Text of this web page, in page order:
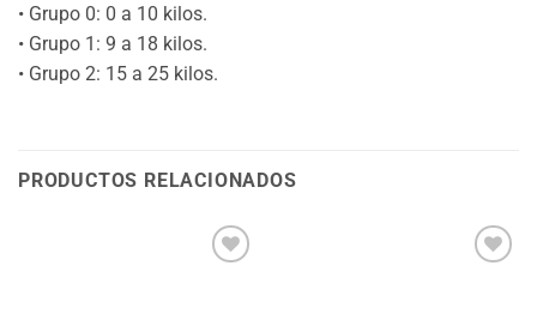
• Grupo 0: 0 a 10 kilos.
• Grupo 1: 9 a 18 kilos.
• Grupo 2: 15 a 25 kilos.
PRODUCTOS RELACIONADOS